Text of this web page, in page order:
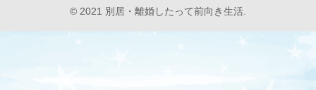
© 2021 別居・離婚したって前向き生活.